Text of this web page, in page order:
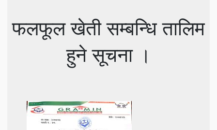
फलफूल खेती सम्बन्धि तालिम
हुने सूचना ।